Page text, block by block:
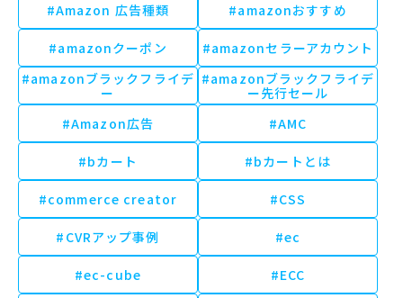
#Amazon 広告種類
#amazonおすすめ
#amazonクーポン
#amazonセラーアカウント
#amazonブラックフライデ
ー
#amazonブラックフライデ
ー先行セール
#Amazon広告
#AMC
#bカート #bカートとは
#commerce creator #CSS
#CVRアップ事例 #ec
#ec-cube #ECC